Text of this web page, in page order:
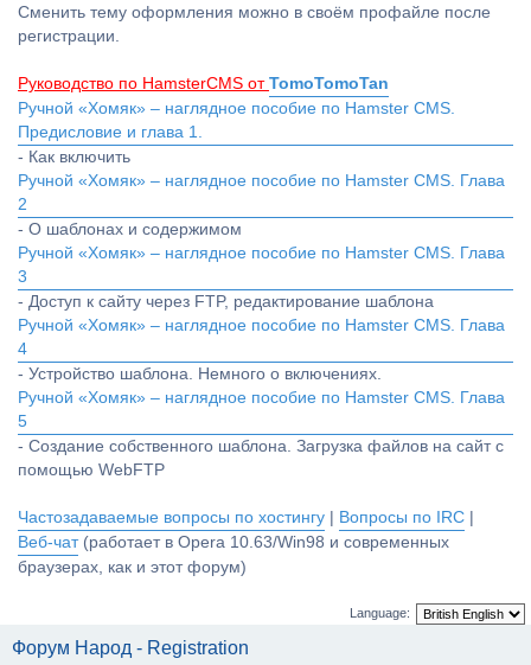
Сменить тему оформления можно в своём профайле после
регистрации.
Руководство по HamsterCMS от TomoTomoTan
Ручной «Хомяк» – наглядное пособие по Hamster CMS.
Предисловие и глава 1.
- Как включить
Ручной «Хомяк» – наглядное пособие по Hamster CMS. Глава
2
- О шаблонах и содержимом
Ручной «Хомяк» – наглядное пособие по Hamster CMS. Глава
3
- Доступ к сайту через FTP, редактирование шаблона
Ручной «Хомяк» – наглядное пособие по Hamster CMS. Глава
4
- Устройство шаблона. Немного о включениях.
Ручной «Хомяк» – наглядное пособие по Hamster CMS. Глава
5
- Создание собственного шаблона. Загрузка файлов на сайт с
помощью WebFTP
Частозадаваемые вопросы по хостингу Вопросы по IRC
Веб-чат(работает в Opera 10.63/Win98 и современных
браузерах, как и этот форум)
Language:
Форум Народ - Registration